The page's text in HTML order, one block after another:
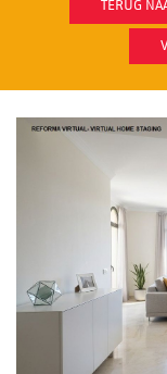
TERUG